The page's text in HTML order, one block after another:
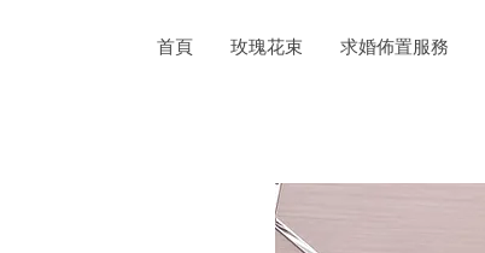
首頁 玫瑰花束 求婚佈置服務